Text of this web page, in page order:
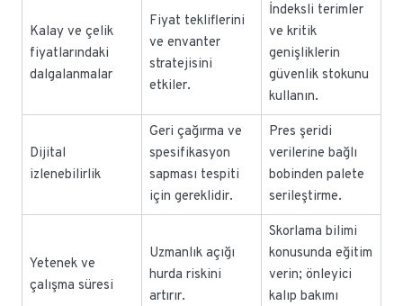
Kalay ve çelik
fiyatlarındaki
dalgalanmalar
Fiyat tekliflerini
ve envanter
stratejisini
etkiler.
İndeksli terimler
ve kritik
genişliklerin
güvenlik stokunu
kullanın.
Dijital
izlenebilirlik
Geri çağırma ve
spesifikasyon
sapması tespiti
için gereklidir.
Pres şeridi
verilerine bağlı
bobinden palete
serileştirme.
Yetenek ve
çalışma süresi
Uzmanlık açığı
hurda riskini
artırır.
Skorlama bilimi
konusunda eğitim
verin; önleyici
kalıp bakımı